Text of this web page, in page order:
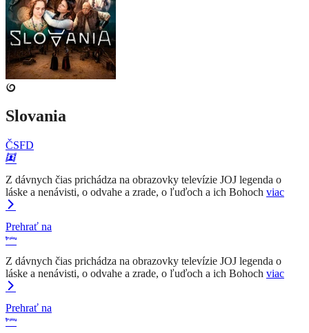
Slovania
ČSFD
Z dávnych čias prichádza na obrazovky televízie JOJ legenda o
láske a nenávisti, o odvahe a zrade, o ľuďoch a ich Bohoch viac
Prehrať na
Z dávnych čias prichádza na obrazovky televízie JOJ legenda o
láske a nenávisti, o odvahe a zrade, o ľuďoch a ich Bohoch viac
Prehrať na